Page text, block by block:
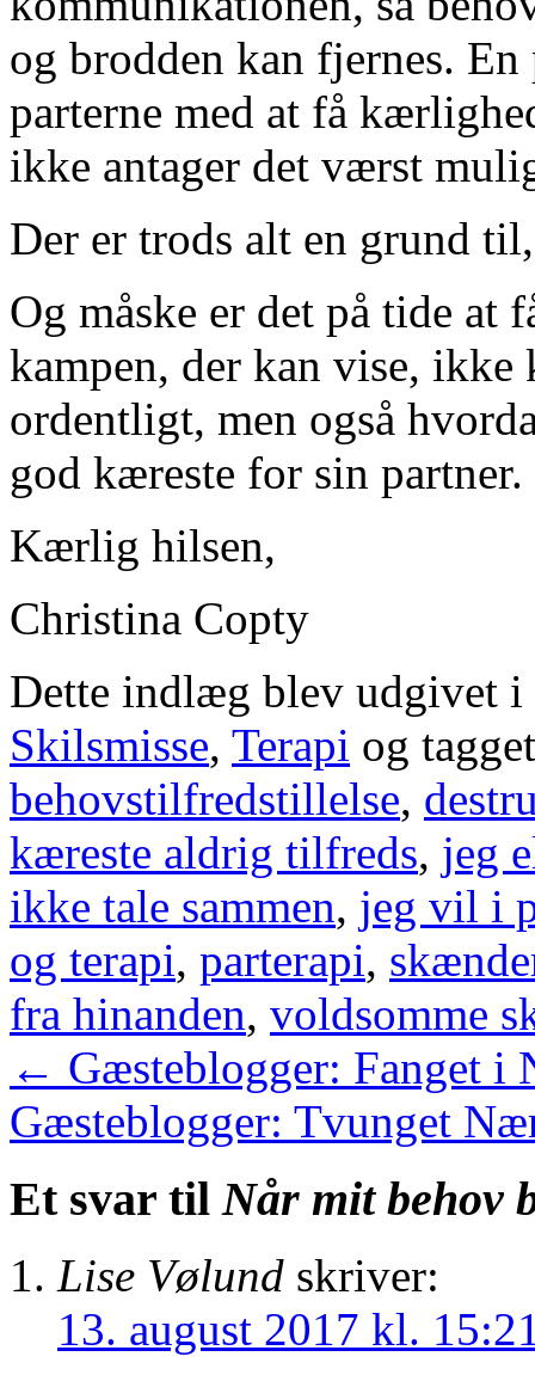
og brodden kan fjernes.
parterne med at få
ikke antager det værst
Der er trods alt en grund
Og måske er det på tide at
kampen, der kan vise,
ordentligt, men også
god kæreste for sin partner.
Kærlig hilsen,
Christina Copty
Dette indlæg blev udgivet i
Skilsmisse, Terapi og
behovstilfredstillelse,
kæreste aldrig tilfreds, jeg
ikke tale sammen, jeg vil i
og terapi, parterapi,
fra hinanden, voldsomme
← Gæsteblogger: Fanget i
Gæsteblogger: Tvunget
Et svar til Når mit behov
Lise Vølund skriver:
13. august 2017 kl.